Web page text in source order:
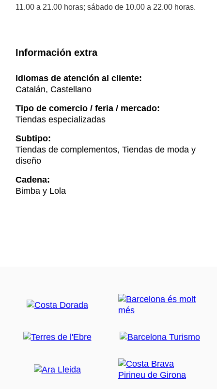
11.00 a 21.00 horas; sábado de 10.00 a 22.00 horas.
Información extra
Idiomas de atención al cliente:
Catalán, Castellano
Tipo de comercio / feria / mercado:
Tiendas especializadas
Subtipo:
Tiendas de complementos, Tiendas de moda y
diseño
Cadena:
Bimba y Lola